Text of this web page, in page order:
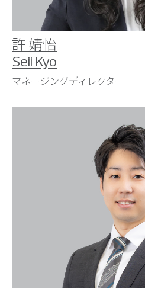
許 婧怡
Seii Kyo
マネージングディレクター